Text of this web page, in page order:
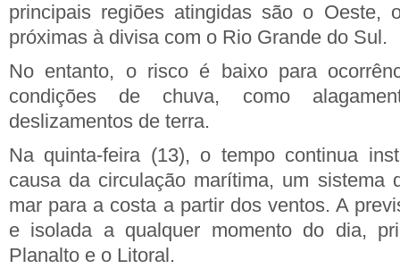
principais regiões atingidas são o Oeste,
próximas à divisa com o Rio Grande do Sul.
No entanto, o risco é baixo para
condições de chuva, como
deslizamentos de terra.
Na quinta-feira (13), o tempo continua
causa da circulação marítima, um sistema
mar para a costa a partir dos ventos. A
e isolada a qualquer momento do dia,
Planalto e o Litoral.